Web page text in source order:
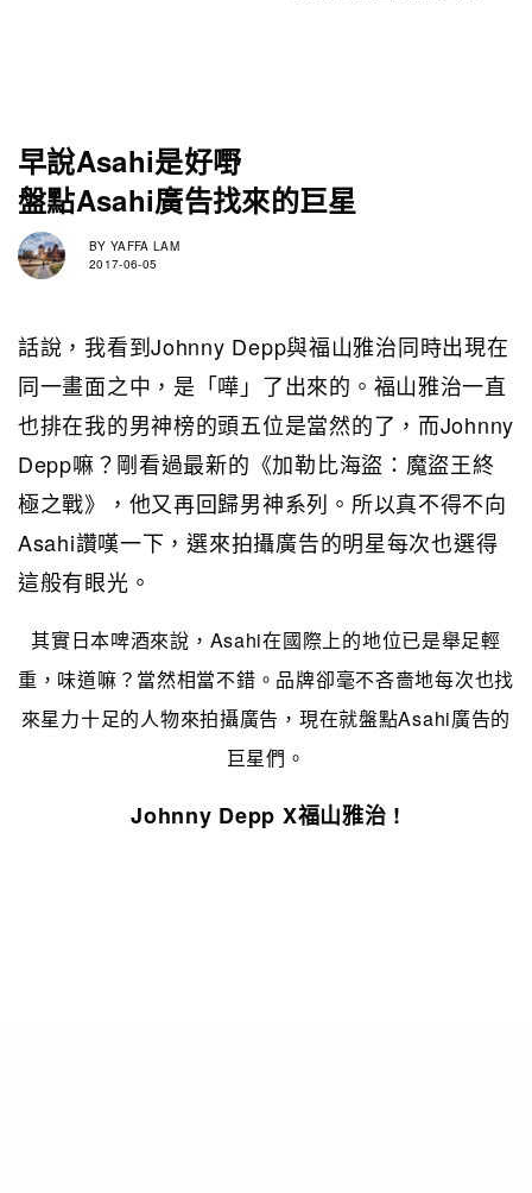
早說Asahi是好嘢
盤點Asahi廣告找來的巨星
BY YAFFA LAM
2017-06-05
話說，我看到Johnny Depp與福山雅治同時出現在
同一畫面之中，是「嘩」了出來的。福山雅治一直
也排在我的男神榜的頭五位是當然的了，而Johnny
Depp嘛？剛看過最新的《加勒比海盜：魔盜王終
極之戰》，他又再回歸男神系列。所以真不得不向
Asahi讚嘆一下，選來拍攝廣告的明星每次也選得
這般有眼光。
其實日本啤酒來說，Asahi在國際上的地位已是舉足輕
重，味道嘛？當然相當不錯。品牌卻毫不吝嗇地每次也找
來星力十足的人物來拍攝廣告，現在就盤點Asahi廣告的
巨星們。
Johnny Depp X福山雅治 !